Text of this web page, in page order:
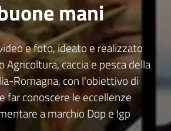
mani
e foto, ideato e realizzato
Agricoltura, caccia e pesca della
Romagna, con l'obiettivo di
far conoscere le eccellenze
a marchio Dop e Igp